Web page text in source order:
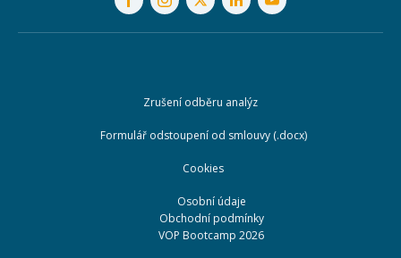
Zrušení odběru analýz
Formulář odstoupení od smlouvy (.docx)
Cookies
Osobní údaje
Obchodní podmínky
VOP Bootcamp 2026